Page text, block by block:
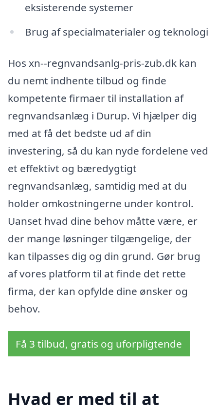
eksisterende systemer
Brug af specialmaterialer og teknologi
Hos xn--regnvandsanlg-pris-zub.dk kan
du nemt indhente tilbud og finde
kompetente firmaer til installation af
regnvandsanlæg i Durup. Vi hjælper dig
med at få det bedste ud af din
investering, så du kan nyde fordelene ved
et effektivt og bæredygtigt
regnvandsanlæg, samtidig med at du
holder omkostningerne under kontrol.
Uanset hvad dine behov måtte være, er
der mange løsninger tilgængelige, der
kan tilpasses dig og din grund. Gør brug
af vores platform til at finde det rette
firma, der kan opfylde dine ønsker og
behov.
Få 3 tilbud, gratis og uforpligtende
Hvad er med til at